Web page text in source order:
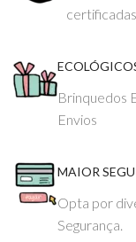
certificadas.
Brinquedos
Envios
MAIOR
Opta por
Segurança.